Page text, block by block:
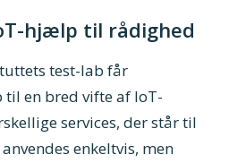
hjælp til rådighed
test-lab får
en bred vifte af IoT-
services, der står til
enkeltvis, men